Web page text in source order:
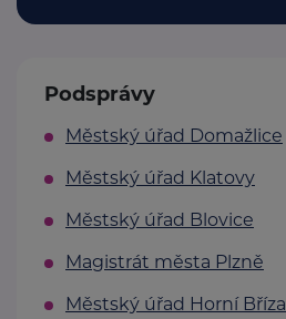
Podsprávy
Městský úřad Domažlice
Městský úřad Klatovy
Městský úřad Blovice
Magistrát města Plzně
Městský úřad Horní Bříza